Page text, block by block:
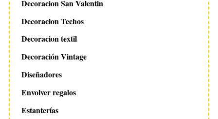
Decoracion San Valentin
Decoracion Techos
Decoracion textil
Decoración Vintage
Diseñadores
Envolver regalos
Estanterías